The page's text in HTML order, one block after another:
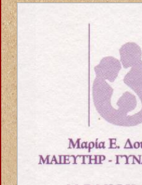
ΑΝΑΠΗΡΙΚΑ ΟΡΘΟΠΕΔΙΚΑ ΕΙΔΗ